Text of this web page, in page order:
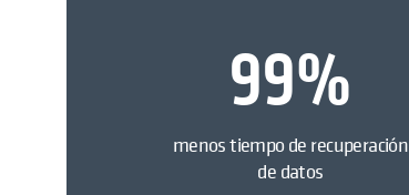
99%
menos tiempo de recuperación
de datos